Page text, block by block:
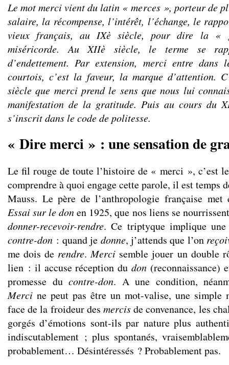
Le mot merci vient du latin « merces », porteur de
salaire, la récompense, l’intérêt, l’échange, le
vieux français, au IXè siècle, pour dire la «
miséricorde. Au XIIè siècle, le terme se
d’endettement. Par extension, merci entre dans
courtois, c’est la faveur, la marque d’attention.
siècle que merci prend le sens que nous lui
manifestation de la gratitude. Puis au cours du
s’inscrit dans le code de politesse.
« Dire merci » : une sensation de
Le fil rouge de toute l’histoire de « merci », c’est
comprendre à quoi engage cette parole, il est temps
Mauss. Le père de l’anthropologie française met
Essai sur le donen 1925, que nos liens se
donner-recevoir-rendre. Ce triptyque implique
contre-don : quand je donne, j’attends que l’on
me dois de rendre.Merci semble jouer un double
lien : il accuse réception du don (reconnaissance)
promesse du contre-don. A une condition,
Merci ne peut pas être un mot-valise, une simple
face de la froideur des mercisde convenance, les
gorgés d’émotions sont-ils par nature plus
indiscutablement ; plus spontanés,
probablement… Désintéressés ? Probablement pas.